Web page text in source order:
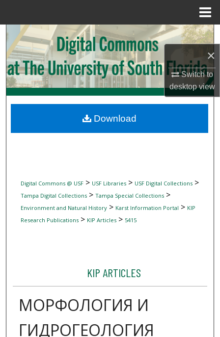
×
Switch to
desktopview
Search
Browse Collections
My Account
Digital Commons Network™
Digital Commons @ USF> USF Libraries> USF Digital Collections>
Tampa Digital Collections> Tampa Special Collections>
Environment and Natural History> Karst Information Portal > KIP
Research Publications> KIP Articles> 5415
KIP ARTICLES
МОРФОЛОГИЯ И
ГИДРОГЕОЛОГИЯ
Download